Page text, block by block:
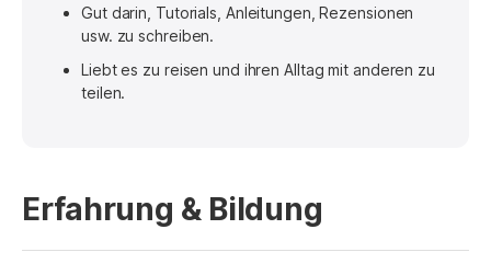
Datenschutz
Refund Policy
Gut darin, Tutorials, Anleitungen, Rezensionen
usw. zu schreiben.
Liebt es zu reisen und ihren Alltag mit anderen zu
teilen.
Erfahrung & Bildung